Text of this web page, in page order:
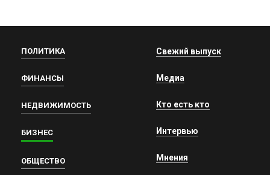
ПОЛИТИКА
ФИНАНСЫ
НЕДВИЖИМОСТЬ
БИЗНЕС
ОБЩЕСТВО
Свежий выпуск
Медиа
Кто есть кто
Интервью
Мнения